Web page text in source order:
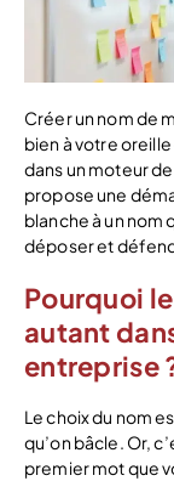
Créer un nom de
bien à votre
dans un moteur
propose une
blanche à un nom
déposer et
Pourquoi
autant
entreprise
Le choix du nom
qu’on bâcle. Or,
premier mot que